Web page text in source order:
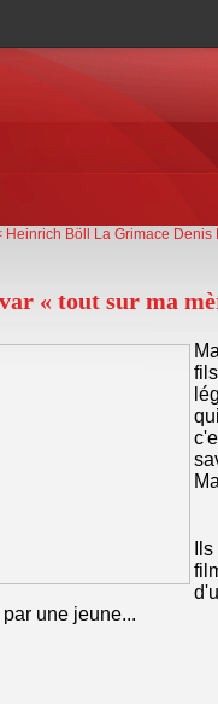
Heinrich Böll La Grimace Denis
« tout sur ma
une jeune...